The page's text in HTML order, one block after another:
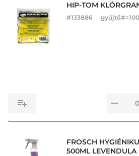
HIP-TOM
#133886
FROSCH
500ML LEVENDULA